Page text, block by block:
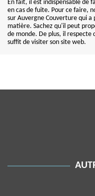
En fait, il est indispensable de
en cas de fuite. Pour ce faire,
sur Auvergne Couverture qui a
matière. Sachez qu'il peut
de monde. De plus, il respecte
suffit de visiter son site web.